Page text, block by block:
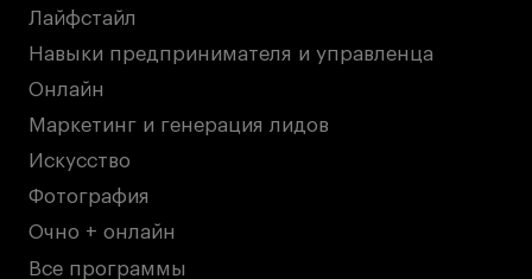
Лайфстайл
Навыки предпринимателя и управленца
Онлайн
Маркетинг и генерация лидов
Искусство
Фотография
Очно + онлайн
Все программы